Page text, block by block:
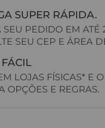
SUPER RÁPIDA.
SEU PEDIDO EM ATÉ
SEU CEP E ÁREA
LOJAS FÍSICAS* E
OPÇÕES E REGRAS.